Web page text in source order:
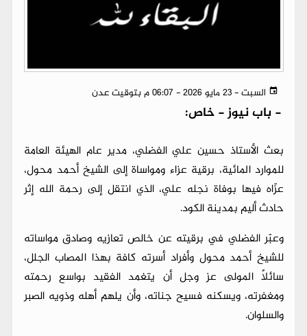
السبت - 23 مايو 2026 - 06:07 م بتوقيت عدن
- باب نيوز - خاص:
بعث الأستاذ حسين علي الفضلي، مدير عام الهيئة العامة
للموارد المائية، برقية عزاء ومواساة إلى الشيخ أحمد محول،
عزّاه فيها بوفاة نجله علي، الذي انتقل إلى رحمة الله إثر
حادث أليم بمدينة الكود.
وعبّر الفضلي في برقيته عن خالص تعازيه وصادق مواساته
للشيخ أحمد محول وأفراد أسرته كافة بهذا المصاب الجلل،
سائلاً المولى عز وجل أن يتغمد الفقيد بواسع رحمته
ومغفرته، ويسكنه فسيح جناته، وأن يلهم أهله وذويه الصبر
والسلوان.